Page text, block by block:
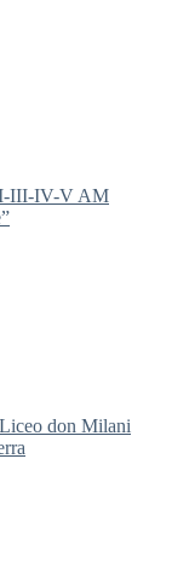
III-IV-V AM
don Milani